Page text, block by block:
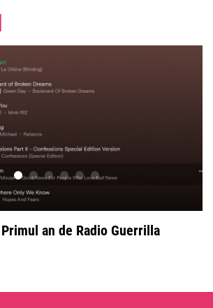
an de Radio Guerrilla